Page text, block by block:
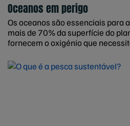
Oceanos em perigo
Os oceanos são essenciais para
mais de 70% da superfície do
fornecem o oxigénio que